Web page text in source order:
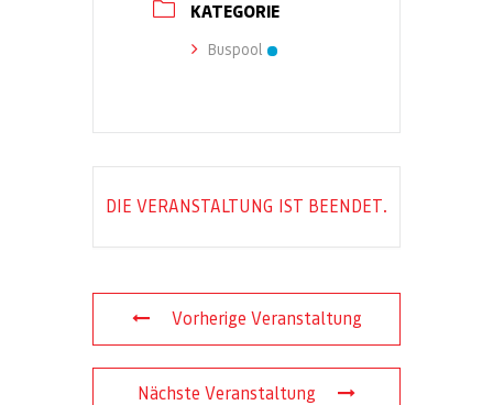
KATEGORIE
Buspool
DIE VERANSTALTUNG IST BEENDET.
Vorherige Veranstaltung
Nächste Veranstaltung